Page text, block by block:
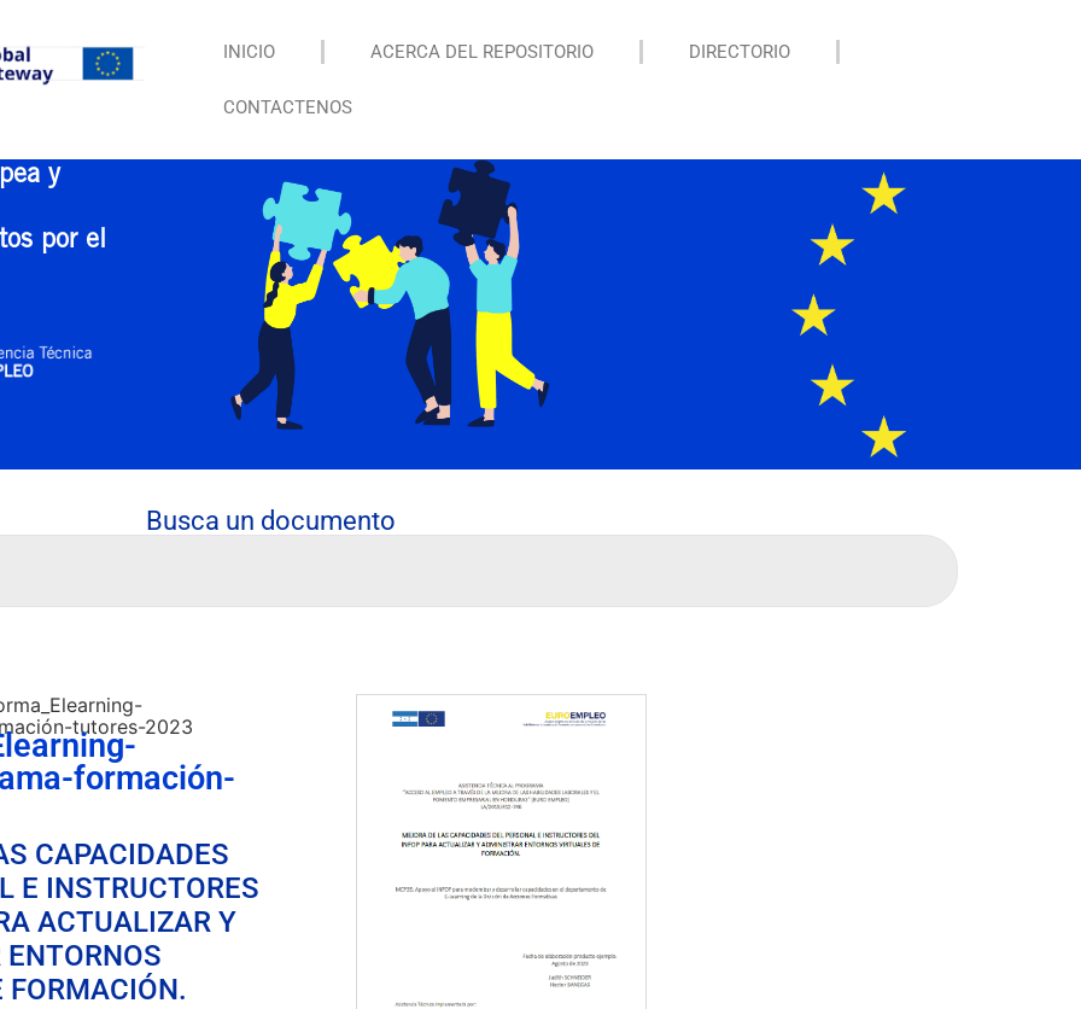
INICIO ACERCA DEL REPOSITORIO DIRECTORIO
CONTACTENOS
y
por el
Busca un documento
tutores-2023
formación-
CAPACIDADES
E INSTRUCTORES
ACTUALIZAR Y
FORMACIÓN.